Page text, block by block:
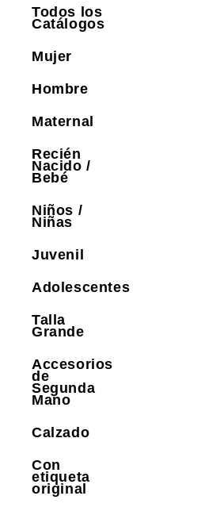
Todos los
Catálogos
Mujer
Hombre
Maternal
Recién
Nacido /
Bebé
Niños /
Niñas
Juvenil
Adolescentes
Talla
Grande
Accesorios
de
Segunda
Mano
Calzado
Con
etiqueta
original